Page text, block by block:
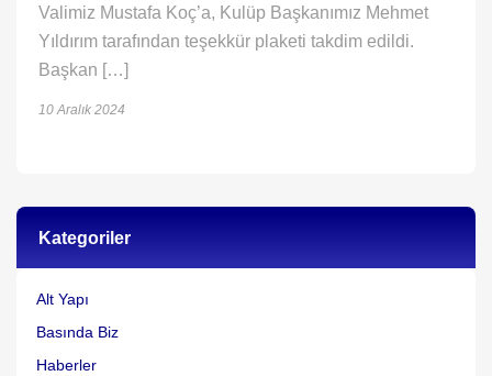
Valimiz Mustafa Koç’a, Kulüp Başkanımız Mehmet
Yıldırım tarafından teşekkür plaketi takdim edildi.
Başkan […]
10 Aralık 2024
Kategoriler
Alt Yapı
Basında Biz
Haberler